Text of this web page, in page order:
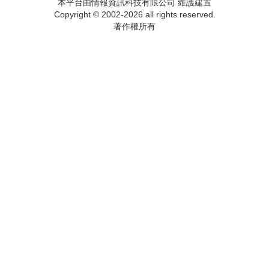
本平台由情報資訊科技有限公司 維護建置
Copyright © 2002-2026 all rights reserved.
著作權所有